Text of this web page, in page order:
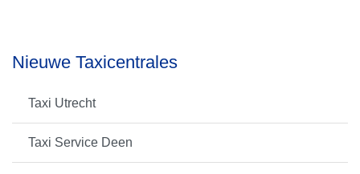
Nieuwe Taxicentrales
Taxi Utrecht
Taxi Service Deen